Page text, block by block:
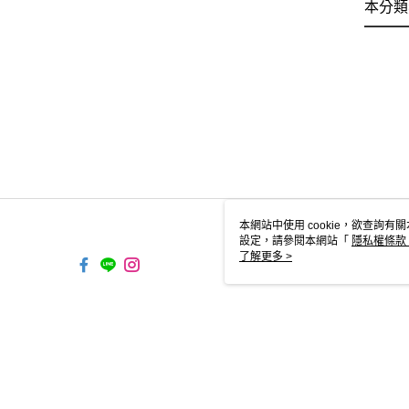
本分
本網站中使用 cookie，欲查詢有
設定，請參閱本網站「 隱私權條款
使用 cookie。
了解更多 >